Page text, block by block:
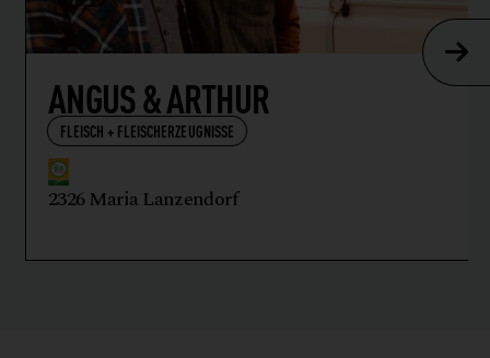
ANGUS & ARTHUR
FLEISCH + FLEISCHERZEUGNISSE
2326 Maria Lanzendorf